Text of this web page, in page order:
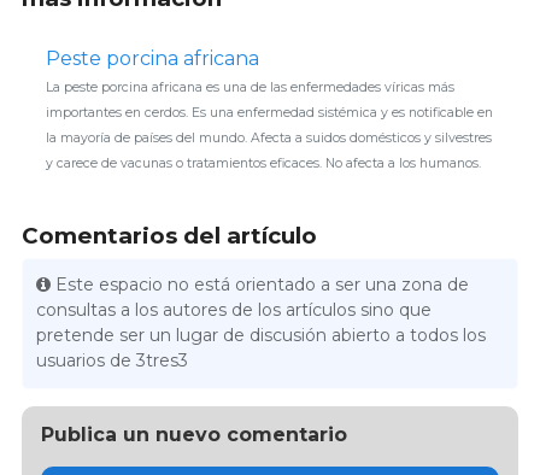
Peste porcina africana
La peste porcina africana es una de las enfermedades víricas más
importantes en cerdos. Es una enfermedad sistémica y es notificable en
la mayoría de países del mundo. Afecta a suidos domésticos y silvestres
y carece de vacunas o tratamientos eficaces. No afecta a los humanos.
Comentarios del artículo
Este espacio no está orientado a ser una zona de
consultas a los autores de los artículos sino que
pretende ser un lugar de discusión abierto a todos los
usuarios de 3tres3
Publica un nuevo comentario